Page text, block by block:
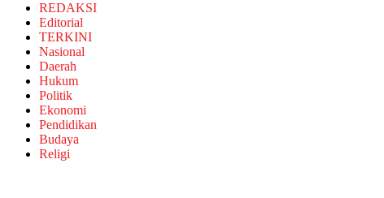
REDAKSI
Editorial
TERKINI
Nasional
Daerah
Hukum
Politik
Ekonomi
Pendidikan
Budaya
Religi